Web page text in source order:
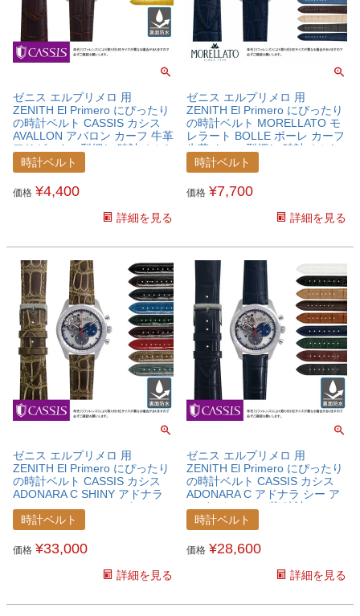
ゼニス エルプリメロ 用
ZENITH El Primero にぴったり
の時計ベルト CASSIS カシス
AVALLON アバロン カーフ 牛革
アリゲーター型押し 時計ベルト
X1022238ZNTELP
時計ベルト
価格 ¥4,400
詳細を見る
ゼニス エルプリメロ 用
ZENITH El Primero にぴったり
の時計ベルト MORELLATO モ
レラート BOLLE ボーレ カーフ
牛革 クロコ型押し 時計ベルト
X2269480ZNTELP
時計ベルト
価格 ¥7,700
詳細を見る
ゼニス エルプリメロ 用
ZENITH El Primero にぴったり
の時計ベルト CASSIS カシス
ADONARA C SHINY アドナラ
シー シャイニー アリゲーター
ワニ革 時計ベルト
U0036B68ZNTELP
時計ベルト
価格 ¥33,000
詳細を見る
ゼニス エルプリメロ 用
ZENITH El Primero にぴったり
の時計ベルト CASSIS カシス
ADONARA C アドナラ シー ア
リゲーター ワニ革 時計ベルト
U1017A70ZNTELP01
時計ベルト
価格 ¥28,600
詳細を見る